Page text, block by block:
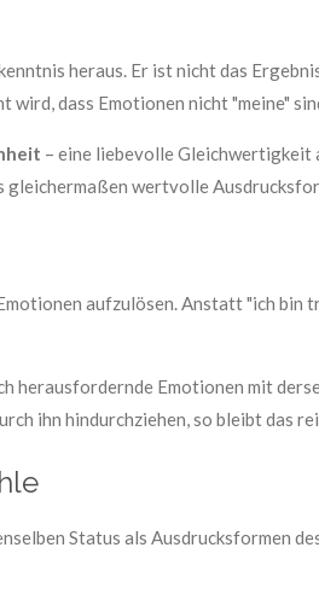
heraus. Er ist nicht das
dass Emotionen nicht "meine"
– eine liebevolle Gleichwertigkeit
wertvolle
aufzulösen. Anstatt "ich bin
herausfordernde Emotionen mit
ihn hindurchziehen, so bleibt das
Status als Ausdrucksformen